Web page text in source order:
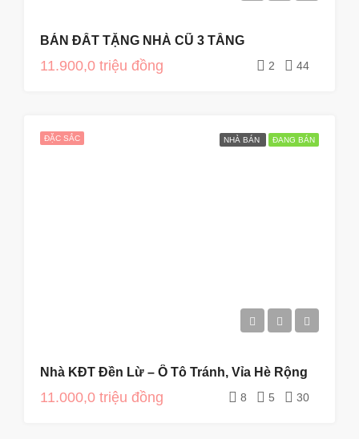
BÁN ĐẤT TẶNG NHÀ CŨ 3 TẦNG
11.900,0 triệu đồng 2 44
ĐẶC SẮC NHÀ BÁN ĐANG BÁN
Nhà KĐT Đền Lừ – Ô Tô Tránh, Vỉa Hè Rộng
11.000,0 triệu đồng 8 5 30